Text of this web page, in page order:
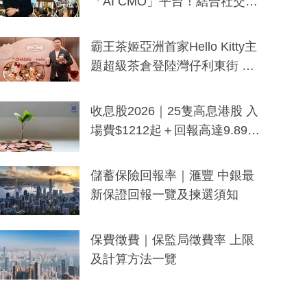
分鐘生成「貼地」宣傳短片
霸王茶姬亞洲首家Hello Kitty主
題超級茶倉登陸灣仔利東街 推
y及香港限定特調系列
收息股2026｜25隻高息港股 入
場費$1212起＋回報高達9.89
儲蓄保險回報率｜滙豐 中銀最
新保證回報一覽及揀選須知
保費徵費｜保監局徵費率 上限
及計算方法一覽